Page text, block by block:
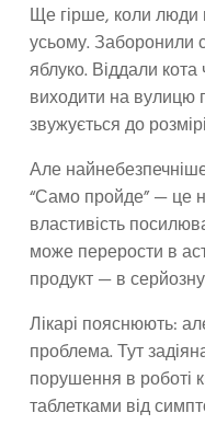
Ще гірше, коли
усьому. Заборонили
яблуко. Віддали
виходити на вулицю
звужується до
Але
“Само пройде” — це
властивість
може перерости в
продукт — в
Лікарі пояснюють:
проблема. Тут
порушення в роботі
таблетками від